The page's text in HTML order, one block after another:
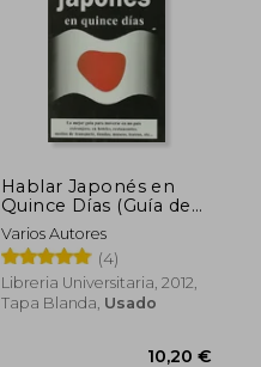
Hablar Japonés en
Quince Días (Guía de
Conversación)
Varios Autores
(4)
Libreria Universitaria, 2012,
Tapa Blanda, Usado